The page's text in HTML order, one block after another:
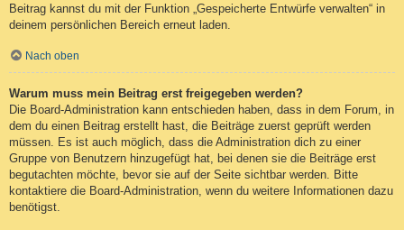
Beitrag kannst du mit der Funktion „Gespeicherte Entwürfe verwalten“ in
deinem persönlichen Bereich erneut laden.
Nach oben
Warum muss mein Beitrag erst freigegeben werden?
Die Board-Administration kann entschieden haben, dass in dem Forum, in
dem du einen Beitrag erstellt hast, die Beiträge zuerst geprüft werden
müssen. Es ist auch möglich, dass die Administration dich zu einer
Gruppe von Benutzern hinzugefügt hat, bei denen sie die Beiträge erst
begutachten möchte, bevor sie auf der Seite sichtbar werden. Bitte
kontaktiere die Board-Administration, wenn du weitere Informationen dazu
benötigst.